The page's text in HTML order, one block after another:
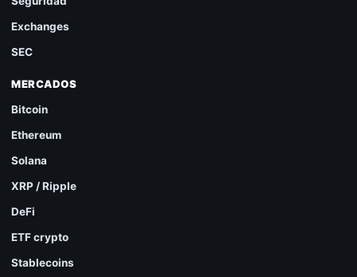
Exchanges
SEC
MERCADOS
Bitcoin
Ethereum
Solana
XRP / Ripple
DeFi
ETF crypto
Stablecoins